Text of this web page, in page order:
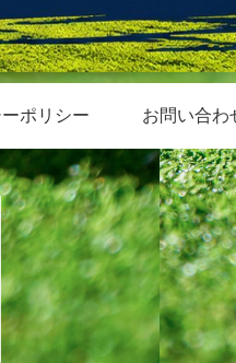
ポリシー お問い合わ